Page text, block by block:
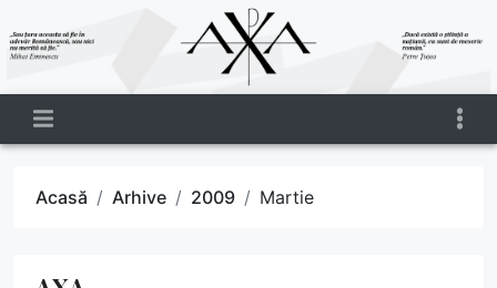
Acasă Arhive 2009 Martie